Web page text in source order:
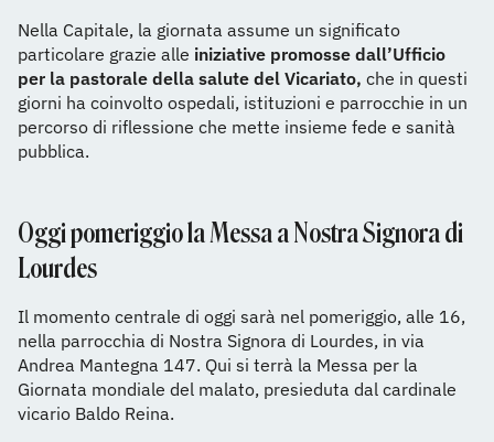
Nella Capitale, la giornata assume un significato
particolare grazie alle iniziative promosse dall’Ufficio
per la pastorale della salute del Vicariato, che in questi
giorni ha coinvolto ospedali, istituzioni e parrocchie in un
percorso di riflessione che mette insieme fede e sanità
pubblica.
Oggi pomeriggio la Messa a Nostra Signora di
Lourdes
Il momento centrale di oggi sarà nel pomeriggio, alle 16,
nella parrocchia di Nostra Signora di Lourdes, in via
Andrea Mantegna 147. Qui si terrà la Messa per la
Giornata mondiale del malato, presieduta dal cardinale
vicario Baldo Reina.